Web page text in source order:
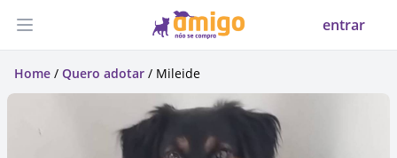
Abrir menu entrar
Home / Quero adotar / Mileide